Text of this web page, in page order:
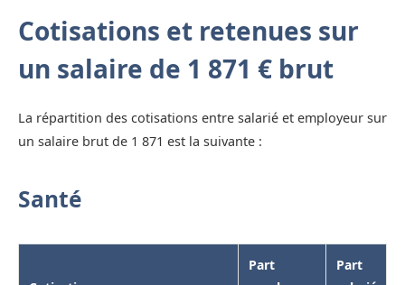
Cotisations et retenues sur
un salaire de 1 871 € brut
La répartition des cotisations entre salarié et employeur sur
un salaire brut de 1 871 est la suivante :
Santé
Part
Part